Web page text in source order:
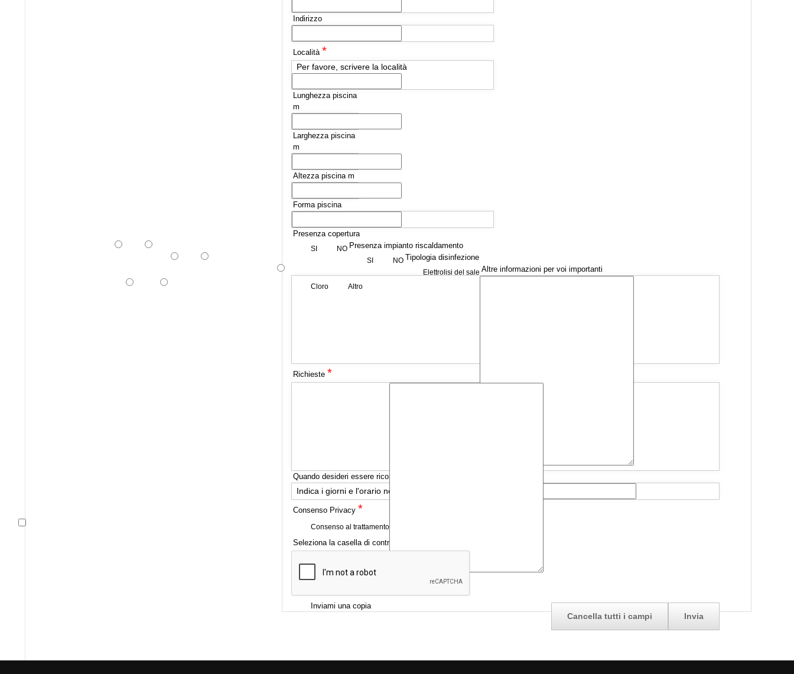
Indirizzo
Località *
Per favore, scrivere la località
Lunghezza piscina
m
Larghezza piscina
m
Altezza piscina m
Forma piscina
Presenza copertura
SI NO Presenza impianto riscaldamento
SI NO Tipologia disinfezione
Elettrolisi del sale
Cloro
Altro
Altre informazioni per voi importanti
Richieste *
Scrivi il tuo messaggio
Quando desideri essere ricontattato?
Indica i giorni e l'orario nei quali preferisci che ti chiamiamo
Consenso Privacy *
Consenso al trattamento dei dati personali
Seleziona la casella di controllo
Inviami una copia